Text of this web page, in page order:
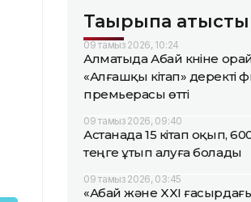
Тақырыпқа қатысты
09 тамыз 2026, 10:24
Алматыда Абай күніне
«Алғашқы кітап» деректі
премьерасы өтті
09 тамыз 2026, 09:40
Астанада 15 кітап оқып,
теңге ұтып алуға болады
09 тамыз 2026, 03:45
«Абай және XXI